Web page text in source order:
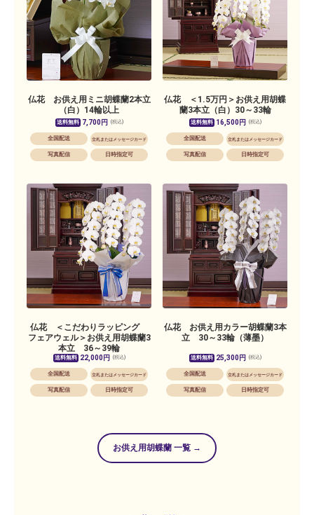
仏花 お供え用ミニ胡蝶蘭2本立
（白）14輪以上
送料無料 7,700円 (税込)
全国配送 立札またはメッセージカード
写真配信 日時指定可
仏花 ＜1.5万円＞お供え用胡蝶
蘭3本立（白）30～33輪
送料無料 16,500円 (税込)
全国配送 立札またはメッセージカード
写真配信 日時指定可
仏花 ＜こだわりラッピング
フェアウェル＞お供え用胡蝶蘭3
本立 36～39輪
送料無料 22,000円 (税込)
全国配送 立札またはメッセージカード
写真配信 日時指定可
仏花 お供え用カラー胡蝶蘭3本
立 30～33輪（薄墨）
送料無料 25,300円 (税込)
全国配送 立札またはメッセージカード
写真配信 日時指定可
お供え用胡蝶蘭 一覧 →